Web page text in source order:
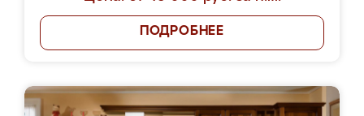
ПОДРОБНЕЕ